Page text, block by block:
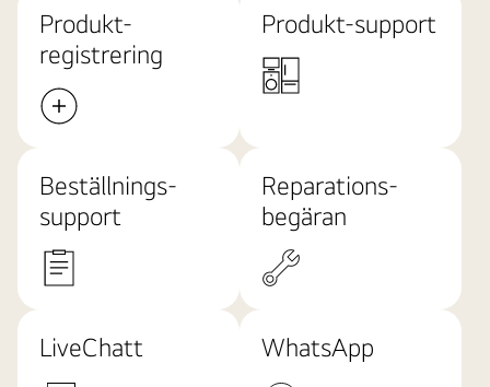
Produkt-
registrering
Produkt-support
Beställnings-
support
Reparations-
begäran
LiveChatt WhatsApp